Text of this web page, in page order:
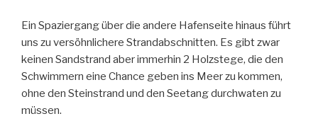
Ein Spaziergang über die andere Hafenseite hinaus führt
uns zu versöhnlichere Strandabschnitten. Es gibt zwar
keinen Sandstrand aber immerhin 2 Holzstege, die den
Schwimmern eine Chance geben ins Meer zu kommen,
ohne den Steinstrand und den Seetang durchwaten zu
müssen.